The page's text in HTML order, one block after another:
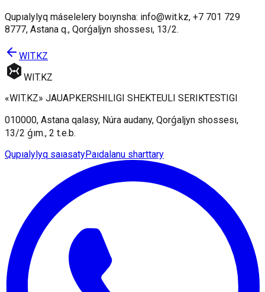
Qupıalylyq máselelery boıynsha: info@wit.kz, +7 701 729
8777, Astana q., Qorǵaljyn shossesı, 13/2.
WIT.KZ
WIT.KZ
«WIT.KZ» JAUAPKERSHILIGI SHEKTEULI SERIKTESTIGI
010000, Astana qalasy, Núra audany, Qorǵaljyn shossesı,
13/2 ǵım., 2 t.e.b.
Qupıalylyq saıasatyPaıdalanu sharttary